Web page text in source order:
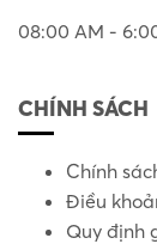
08:00 AM -
CHÍNH SÁCH
Chính
Điều
Quy định